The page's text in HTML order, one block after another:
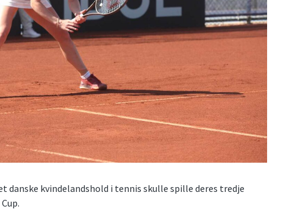
danske kvindelandshold i tennis skulle spille deres tredje